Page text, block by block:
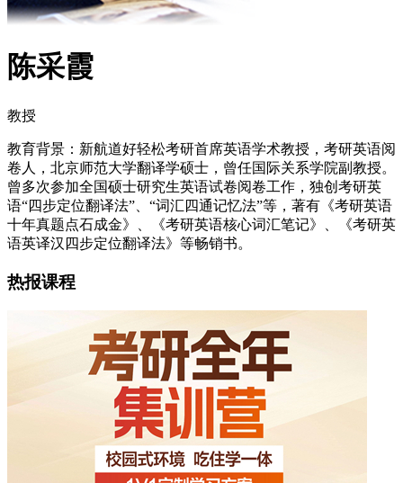
陈采霞
教授
教育背景：新航道好轻松考研首席英语学术教授，考研英语阅
卷人，北京师范大学翻译学硕士，曾任国际关系学院副教授。
曾多次参加全国硕士研究生英语试卷阅卷工作，独创考研英
语“四步定位翻译法”、“词汇四通记忆法”等，著有《考研英语
十年真题点石成金》、《考研英语核心词汇笔记》、《考研英
语英译汉四步定位翻译法》等畅销书。
热报课程